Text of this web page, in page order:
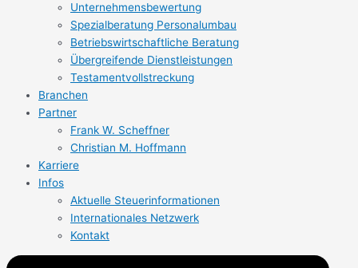
Unternehmens­bewertung
Spezialberatung Personalumbau
Betriebs­wirtschaftliche Beratung
Übergreifende Dienstleistungen
Testament­vollstreckung
Branchen
Partner
Frank W. Scheffner
Christian M. Hoffmann
Karriere
Infos
Aktuelle Steuerinformationen
Internationales Netzwerk
Kontakt